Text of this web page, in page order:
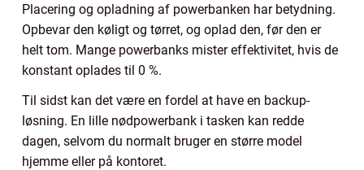
Placering og opladning af powerbanken har betydning.
Opbevar den køligt og tørret, og oplad den, før den er
helt tom. Mange powerbanks mister effektivitet, hvis de
konstant oplades til 0 %.
Til sidst kan det være en fordel at have en backup-
løsning. En lille nødpowerbank i tasken kan redde
dagen, selvom du normalt bruger en større model
hjemme eller på kontoret.